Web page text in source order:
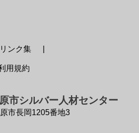
リンク集
用規約
市シルバー人材センター
市長岡1205番地3